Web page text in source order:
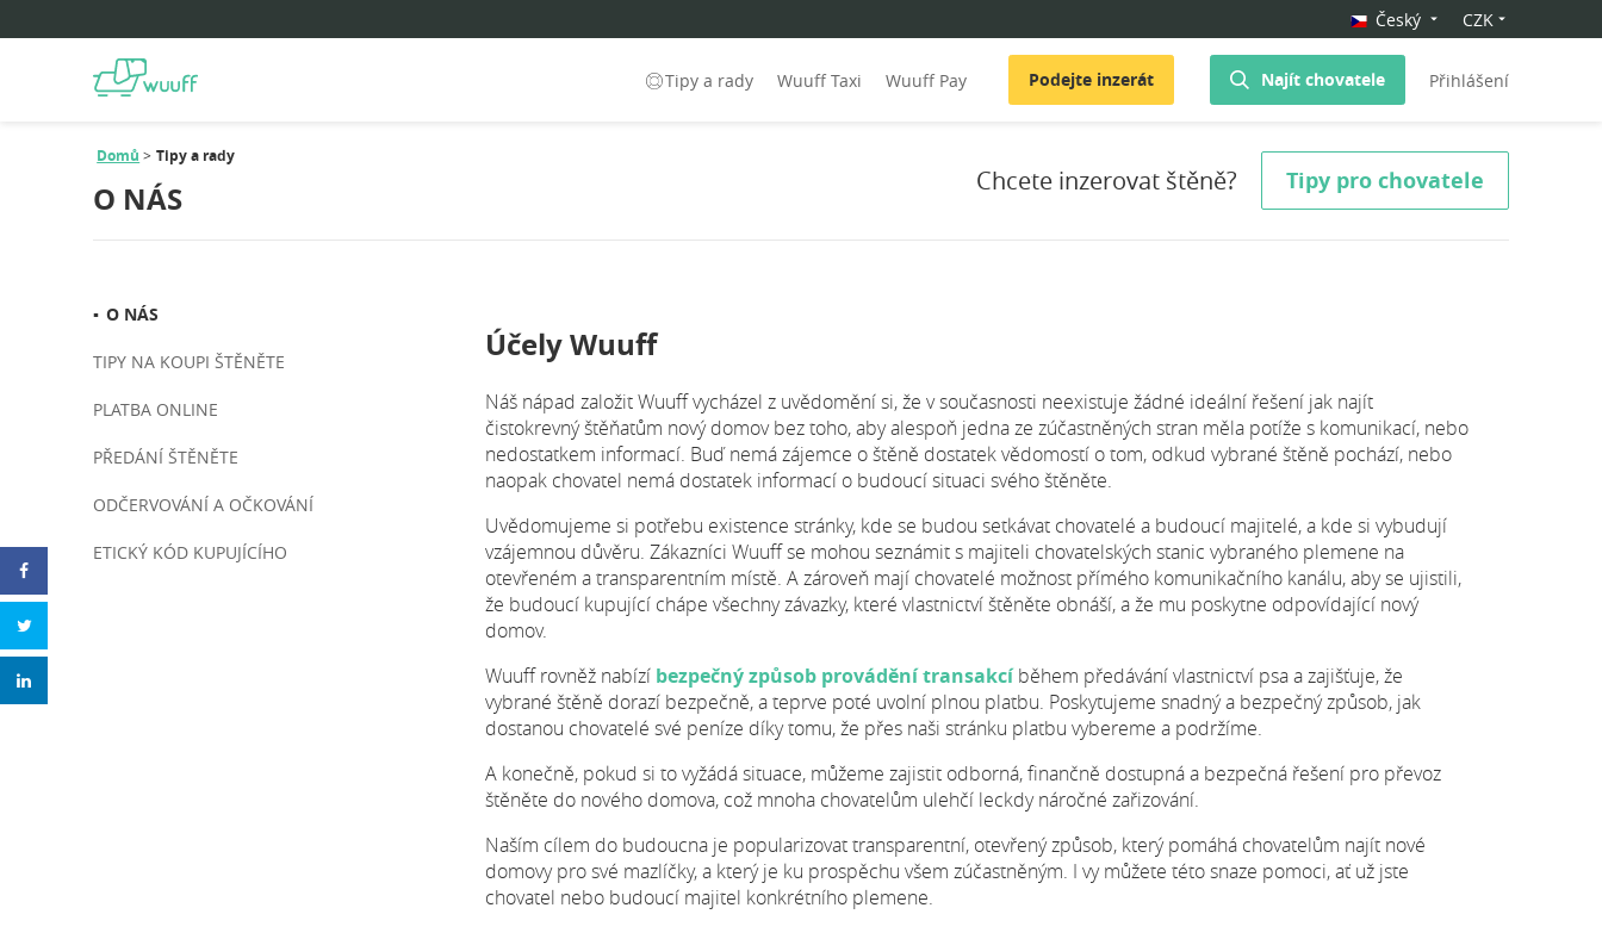
Český CZK
Tipy a rady Wuuff Taxi Wuuff Pay Podejte inzerát Najít chovatele Přihlášení
Domů Tipy a rady
O NÁS Chcete inzerovat štěně? Tipy pro chovatele
O NÁS
TIPY NA KOUPI ŠTĚNĚTE
PLATBA ONLINE
PŘEDÁNÍ ŠTĚNĚTE
ODČERVOVÁNÍ A OČKOVÁNÍ
ETICKÝ KÓD KUPUJÍCÍHO
Účely Wuuff
Náš nápad založit Wuuff vycházel z uvědomění si, že v současnosti neexistuje žádné ideální řešení jak najít
čistokrevný štěňatům nový domov bez toho, aby alespoň jedna ze zúčastněných stran měla potíže s komunikací, nebo
nedostatkem informací. Buď nemá zájemce o štěně dostatek vědomostí o tom, odkud vybrané štěně pochází, nebo
naopak chovatel nemá dostatek informací o budoucí situaci svého štěněte.
Uvědomujeme si potřebu existence stránky, kde se budou setkávat chovatelé a budoucí majitelé, a kde si vybudují
vzájemnou důvěru. Zákazníci Wuuff se mohou seznámit s majiteli chovatelských stanic vybraného plemene na
otevřeném a transparentním místě. A zároveň mají chovatelé možnost přímého komunikačního kanálu, aby se ujistili,
že budoucí kupující chápe všechny závazky, které vlastnictví štěněte obnáší, a že mu poskytne odpovídající nový
domov.
Wuuff rovněž nabízí bezpečný způsob provádění transakcíběhem předávání vlastnictví psa a zajišťuje, že
vybrané štěně dorazí bezpečně, a teprve poté uvolní plnou platbu. Poskytujeme snadný a bezpečný způsob, jak
dostanou chovatelé své peníze díky tomu, že přes naši stránku platbu vybereme a podržíme.
A konečně, pokud si to vyžádá situace, můžeme zajistit odborná, finančně dostupná a bezpečná řešení pro převoz
štěněte do nového domova, což mnoha chovatelům ulehčí leckdy náročné zařizování.
Naším cílem do budoucna je popularizovat transparentní, otevřený způsob, který pomáhá chovatelům najít nové
domovy pro své mazlíčky, a který je ku prospěchu všem zúčastněným. I vy můžete této snaze pomoci, ať už jste
chovatel nebo budoucí majitel konkrétního plemene.